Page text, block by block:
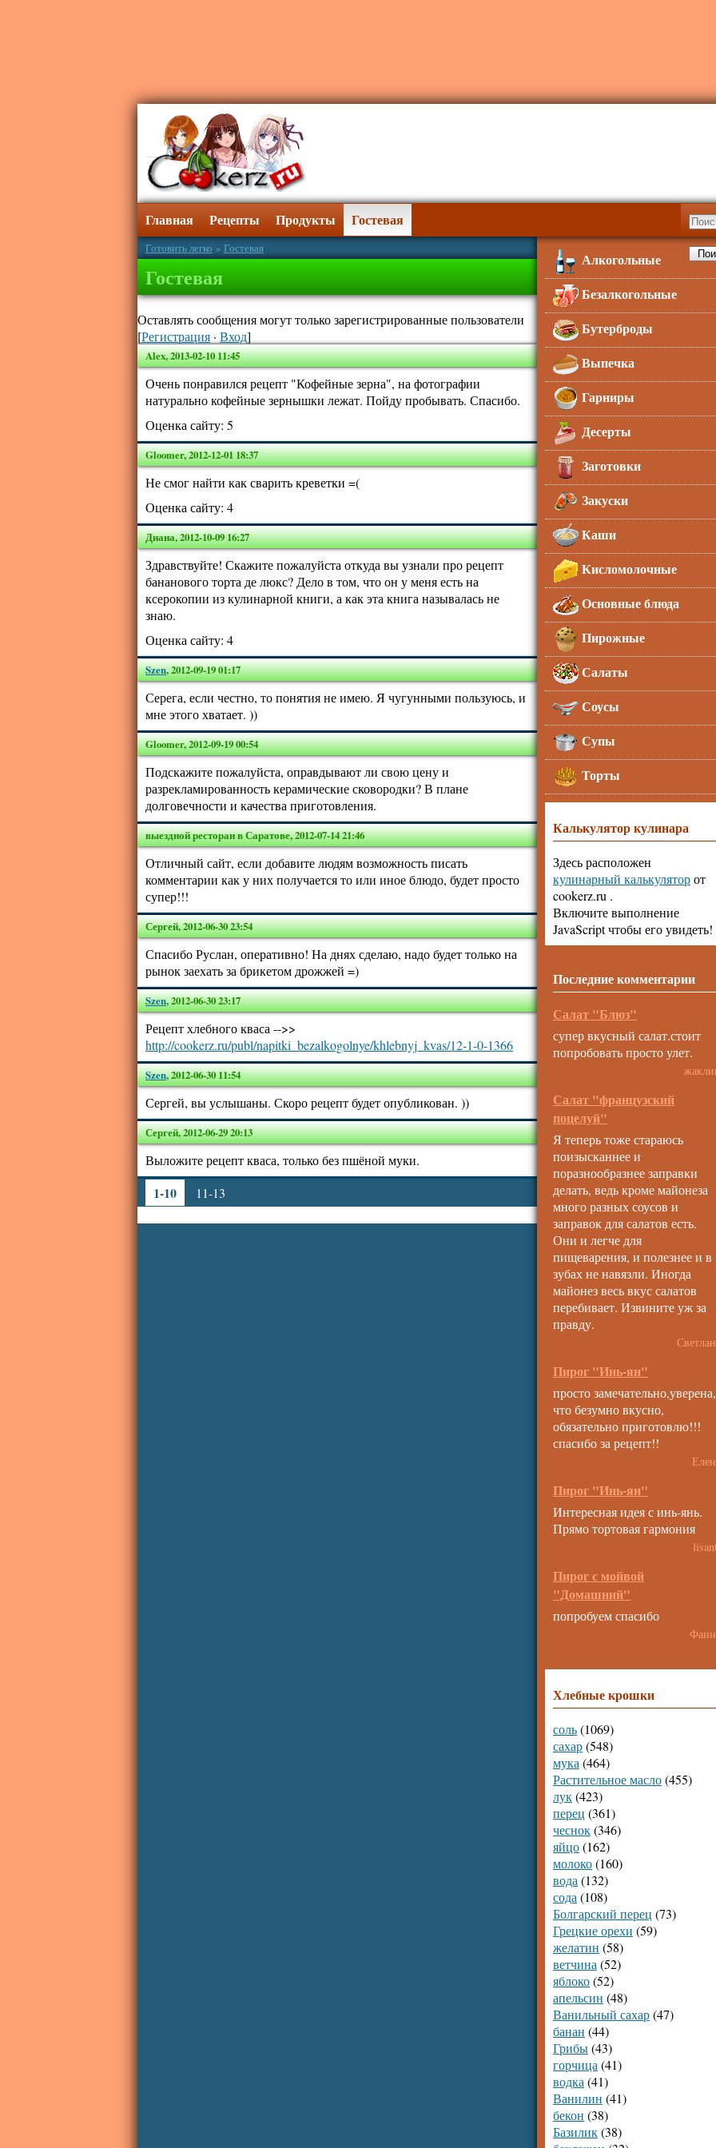
Главная Рецепты Продукты Гостевая
Готовить легко » Гостевая
Гостевая
Оставлять сообщения могут только зарегистрированные пользователи
[Регистрация · Вход]
Alex,2013-02-10 11:45
Очень понравился рецепт "Кофейные зерна", на фотографии
натурально кофейные зернышки лежат. Пойду пробывать. Спасибо.
Оценка сайту: 5
Gloomer,2012-12-01 18:37
Не смог найти как сварить креветки =(
Оценка сайту: 4
Диана,2012-10-09 16:27
Здравствуйте! Скажите пожалуйста откуда вы узнали про рецепт
бананового торта де люкс? Дело в том, что он у меня есть на
ксерокопии из кулинарной книги, а как эта книга называлась не
знаю.
Оценка сайту: 4
Szen,2012-09-19 01:17
Серега, если честно, то понятия не имею. Я чугунными пользуюсь, и
мне этого хватает. ))
Gloomer,2012-09-19 00:54
Подскажите пожалуйста, оправдывают ли свою цену и
разрекламированность керамические сковородки? В плане
долговечности и качества приготовления.
выездной ресторан в Саратове,2012-07-14 21:46
Отличный сайт, если добавите людям возможность писать
комментарии как у них получается то или иное блюдо, будет просто
супер!!!
Сергей,2012-06-30 23:54
Спасибо Руслан, оперативно! На днях сделаю, надо будет только на
рынок заехать за брикетом дрожжей =)
Szen,2012-06-30 23:17
Рецепт хлебного кваса -->>
http://cookerz.ru/publ/napitki_bezalkogolnye/khlebnyj_kvas/12-1-0-1366
Szen,2012-06-30 11:54
Сергей, вы услышаны. Скоро рецепт будет опубликован. ))
Сергей,2012-06-29 20:13
Выложите рецепт кваса, только без пшёной муки.
1-10 11-13
Алкогольные
Безалкогольные
Бутерброды
Выпечка
Гарниры
Десерты
Заготовки
Закуски
Каши
Кисломолочные
Основные блюда
Пирожные
Салаты
Соусы
Супы
Торты
Калькулятор кулинара
Здесь расположен
кулинарный калькуляторот
cookerz.ru .
Включите выполнение
JavaScript чтобы его увидеть!
Последние комментарии
Салат "Блюз"
супер вкусный салат.стоит
попробовать просто улет.
Салат "французский
поцелуй"
Я теперь тоже стараюсь
поизысканнее и
поразнообразнее заправки
делать, ведь кроме майонеза
много разных соусов и
заправок для салатов есть.
Они и легче для
пищеварения, и полезнее и в
зубах не навязли. Иногда
майонез весь вкус салатов
перебивает. Извините уж за
правду.
Пирог "Инь-ян"
просто замечательно,уверена,
что безумно вкусно,
обязательно приготовлю!!!
спасибо за рецепт!!
Пирог "Инь-ян"
Интересная идея с инь-янь.
Прямо тортовая гармония
Пирог с мойвой
"Домашний"
попробуем спасибо
Хлебные крошки
соль(1069)
сахар(548)
мука (464)
Растительное масло(455)
лук(423)
перец (361)
чеснок(346)
яйцо(162)
молоко(160)
вода (132)
сода (108)
Болгарский перец (73)
Грецкие орехи (59)
желатин (58)
ветчина (52)
яблоко(52)
апельсин (48)
Ванильный сахар(47)
банан (44)
Грибы(43)
горчица (41)
водка (41)
Ванилин (41)
бекон (38)
Базилик(38)